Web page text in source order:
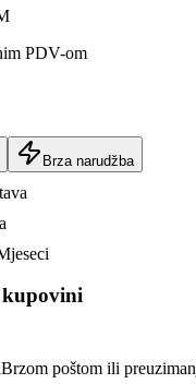
PDV-om
Brza narudžba
Brzom poštom ili